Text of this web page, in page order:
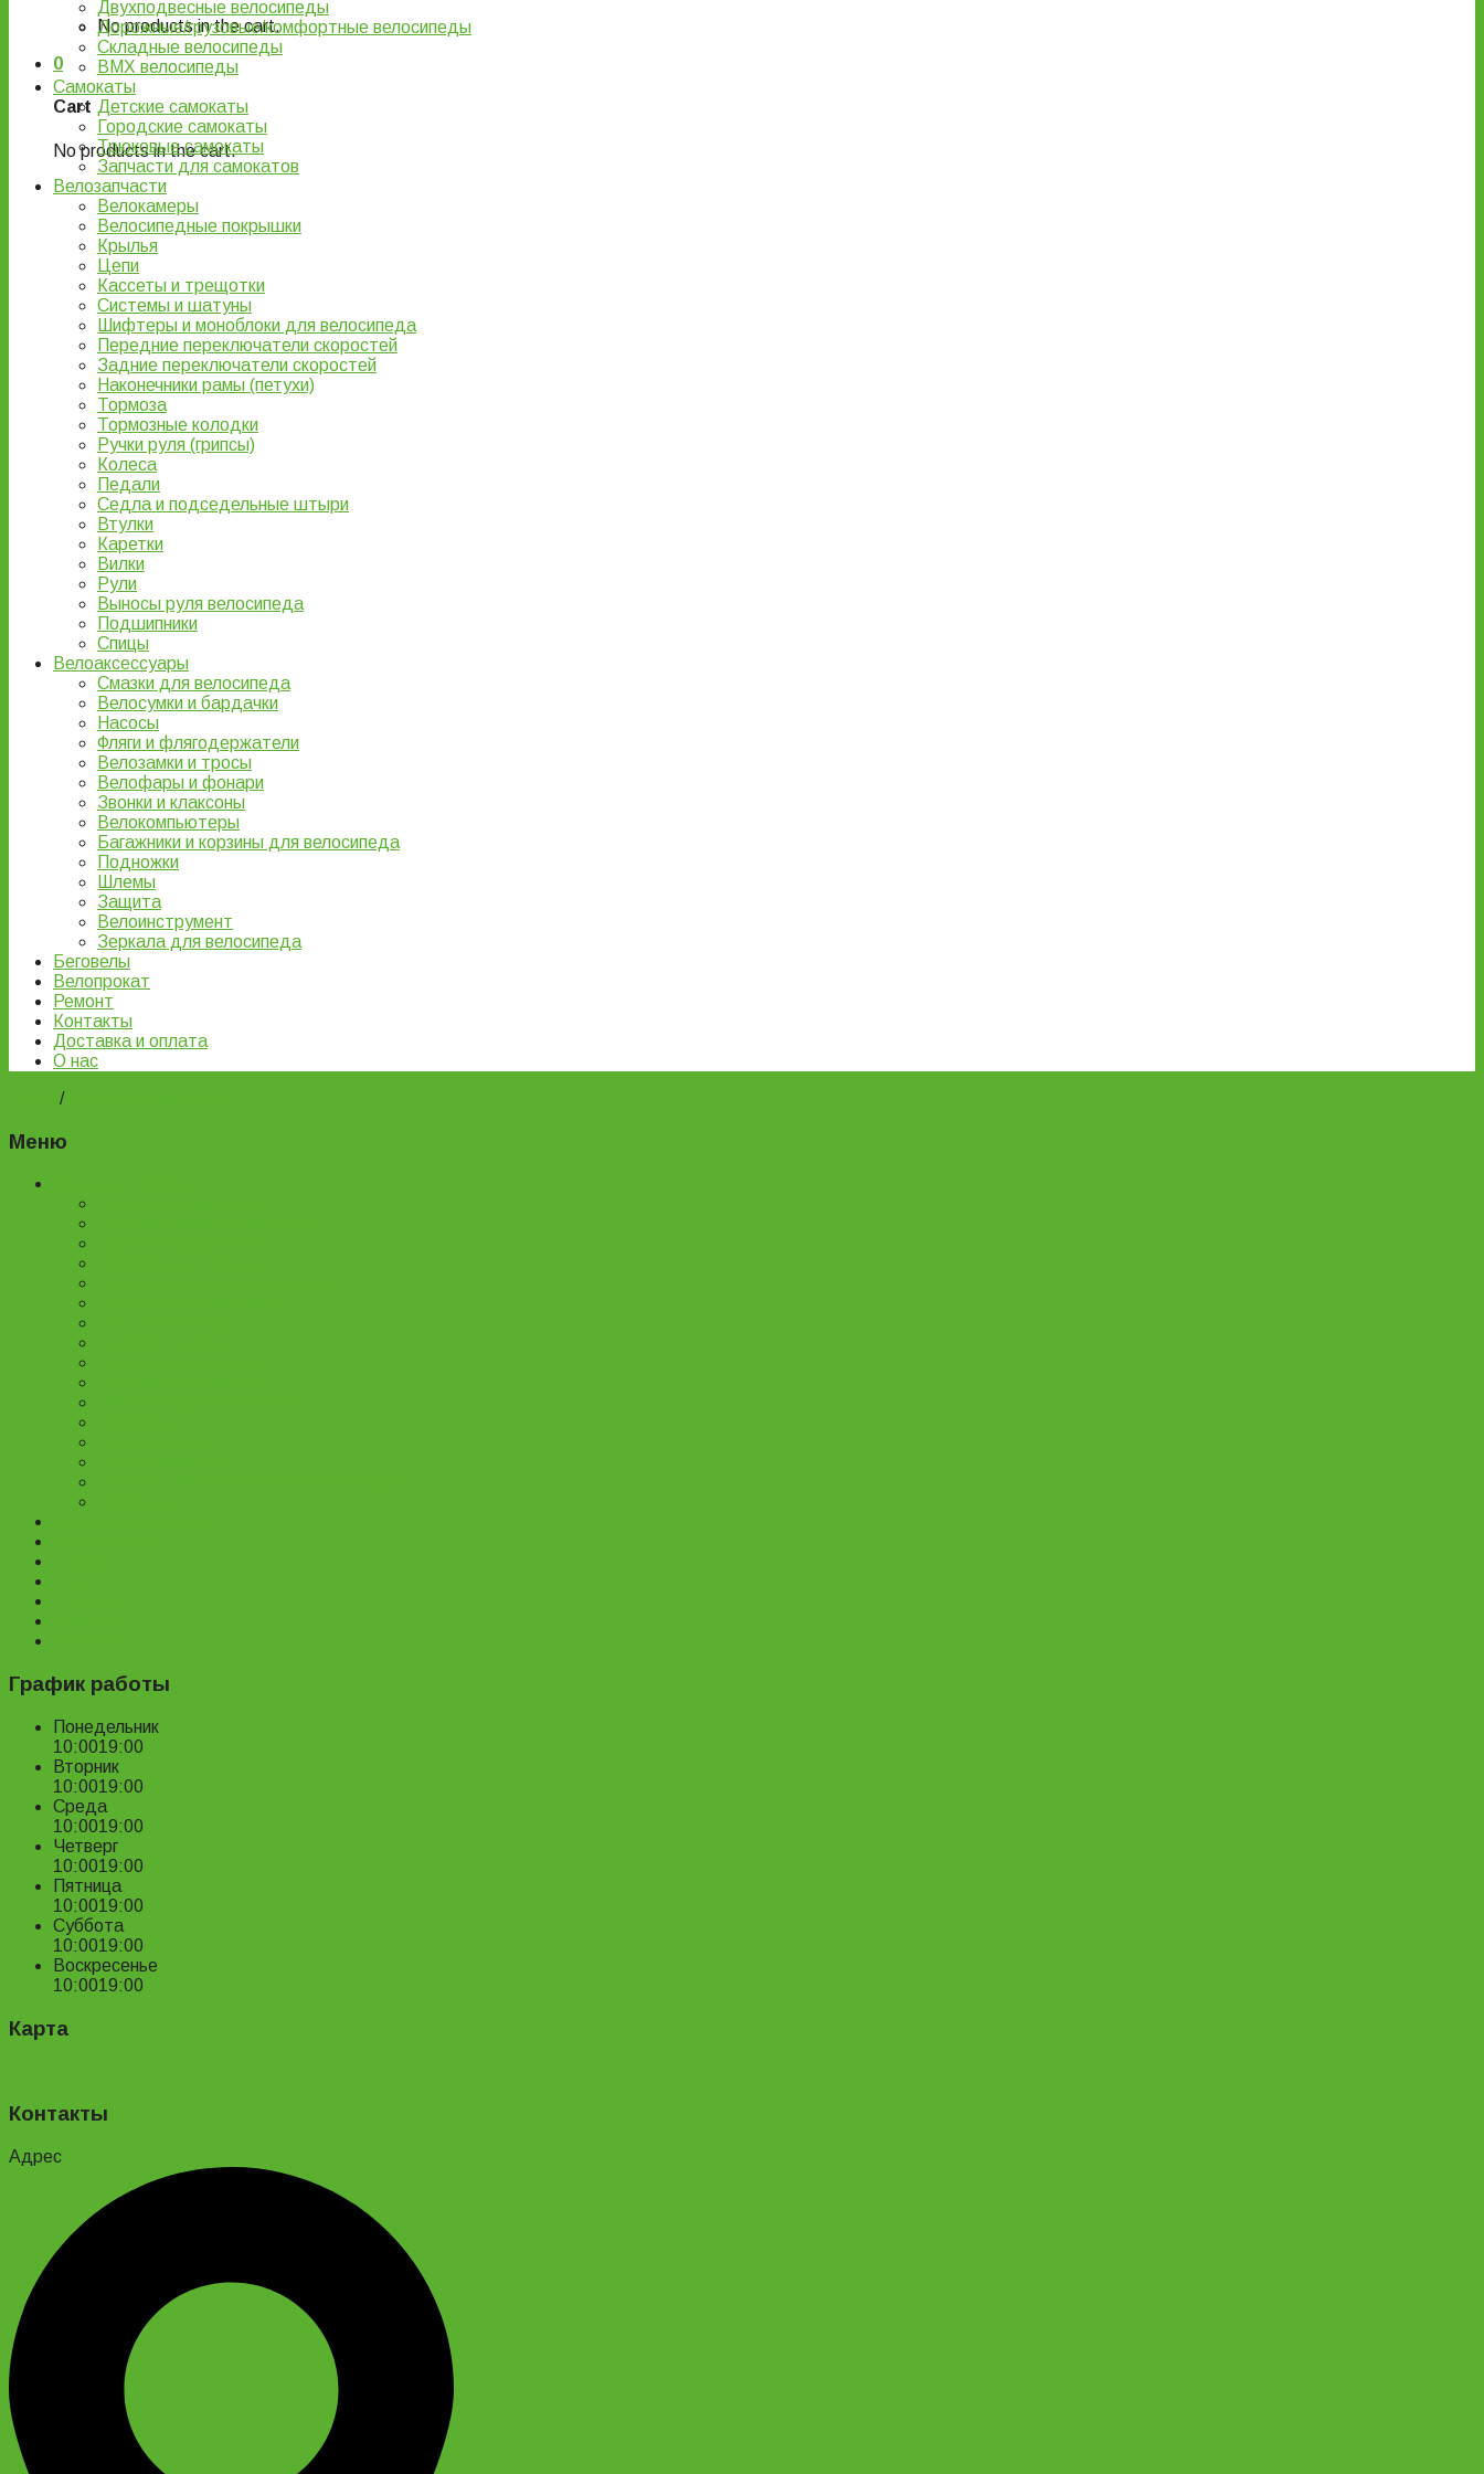
No products in the cart.
0
Cart
No products in the cart.
Двухподвесные велосипеды
Дорожные/грузовые/комфортные велосипеды
Складные велосипеды
BMX велосипеды
Самокаты
Детские самокаты
Городские самокаты
Трюковые самокаты
Запчасти для самокатов
Велозапчасти
Велокамеры
Велосипедные покрышки
Крылья
Цепи
Кассеты и трещотки
Системы и шатуны
Шифтеры и моноблоки для велосипеда
Передние переключатели скоростей
Задние переключатели скоростей
Наконечники рамы (петухи)
Тормоза
Тормозные колодки
Ручки руля (грипсы)
Колеса
Педали
Седла и подседельные штыри
Втулки
Каретки
Вилки
Рули
Выносы руля велосипеда
Подшипники
Спицы
Велоаксессуары
Смазки для велосипеда
Велосумки и бардачки
Насосы
Фляги и флягодержатели
Велозамки и тросы
Велофары и фонари
Звонки и клаксоны
Велокомпьютеры
Багажники и корзины для велосипеда
Подножки
Шлемы
Защита
Велоинструмент
Зеркала для велосипеда
Беговелы
Велопрокат
Ремонт
Контакты
Доставка и оплата
О нас
/
Меню
График работы
Понедельник
10:0019:00
Вторник
10:0019:00
Среда
10:0019:00
Четверг
10:0019:00
Пятница
10:0019:00
Суббота
10:0019:00
Воскресенье
10:0019:00
Карта
Контакты
Адрес